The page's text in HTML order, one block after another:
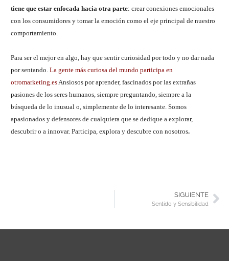
tiene que estar enfocada hacia otra parte: crear conexiones emocionales
con los consumidores y tomar la emoción como el eje principal de nuestro
comportamiento.
Para ser el mejor en algo, hay que sentir curiosidad por todo y no dar nada
por sentando. La gente más curiosa del mundo participa en
otromarketing.es Ansiosos por aprender, fascinados por las extrañas
pasiones de los seres humanos, siempre preguntando, siempre a la
búsqueda de lo inusual o, simplemente de lo interesante. Somos
apasionados y defensores de cualquiera que se dedique a explorar,
descubrir o a innovar. Participa, explora y descubre con nosotros.
SIGUIENTE
Sentido y Sensibilidad